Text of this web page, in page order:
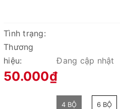
Tình trạng:
Thương
hiệu:
Đang cập nhật
50.000₫
4 BỘ 6 BỘ